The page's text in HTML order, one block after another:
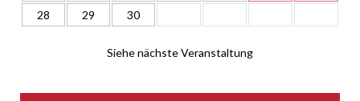
28
29 30
Siehe nächste Veranstaltung